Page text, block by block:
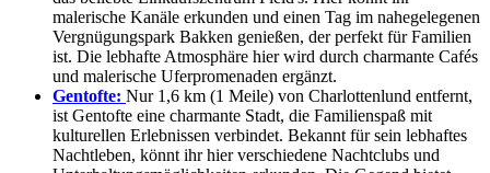
malerische Kanäle erkunden und einen Tag im nahegelegenen
Vergnügungspark Bakken genießen, der perfekt für Familien
ist. Die lebhafte Atmosphäre hier wird durch charmante Cafés
und malerische Uferpromenaden ergänzt.
Gentofte: Nur 1,6 km (1 Meile) von Charlottenlund entfernt,
ist Gentofte eine charmante Stadt, die Familienspaß mit
kulturellen Erlebnissen verbindet. Bekannt für sein lebhaftes
Nachtleben, könnt ihr hier verschiedene Nachtclubs und